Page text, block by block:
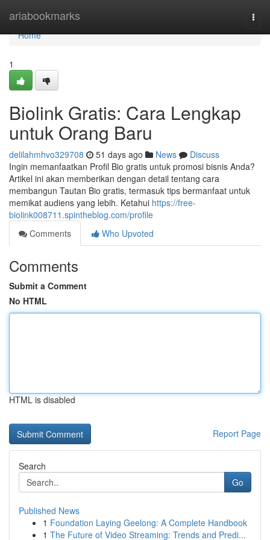
ariabookmarks
Home
Home
1
Biolink Gratis: Cara Lengkap
untuk Orang Baru
delilahmhvo329708 51 days ago News
Discuss
Ingin memanfaatkan Profil Bio gratis untuk promosi bisnis Anda?
Artikel ini akan memberikan dengan detail tentang cara
membangun Tautan Bio gratis, termasuk tips bermanfaat untuk
memikat audiens yang lebih. Ketahui https://free-
biolink008711.spintheblog.com/profile
Comments
Who Upvoted
Comments
Submit a Comment
No HTML
HTML is disabled
Report Page
Search
Go
Published News
1 Foundation Laying Geelong: A Complete Handbook
1 The Future of Video Streaming: Trends and Predi...